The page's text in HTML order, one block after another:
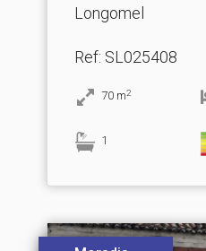
Longomel
Ref: SL025408
70 m2
1